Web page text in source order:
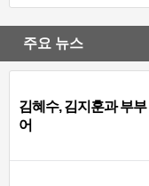
주요 뉴스
김혜수, 김지훈과 부부
어